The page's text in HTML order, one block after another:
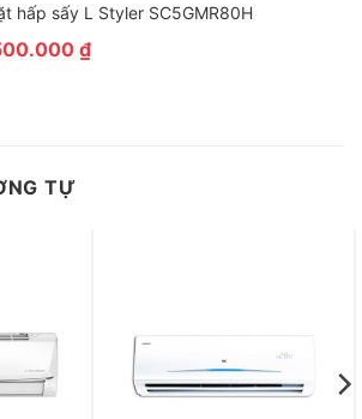
hấp sấy L Styler SC5GMR80H
₫
TỰ